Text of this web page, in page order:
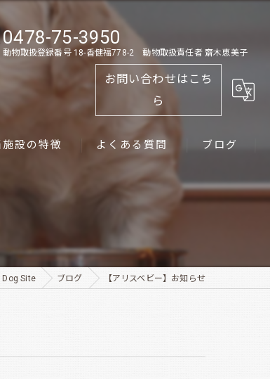
0478-75-3950
動物取扱登録番号 18-香健福778-2 動物取扱責任者 齋木恵美子
お問い合わせはこち
ら
施設の特徴 よくある質問 ブログ
Dog Site ブログ 【アリスベビー】お知らせ